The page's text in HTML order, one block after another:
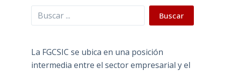
Buscar Buscar
La FGCSIC se ubica en una posición
intermedia entre el sector empresarial y el